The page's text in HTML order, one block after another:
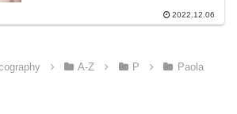
2022.12.06
A-Z P
Paola